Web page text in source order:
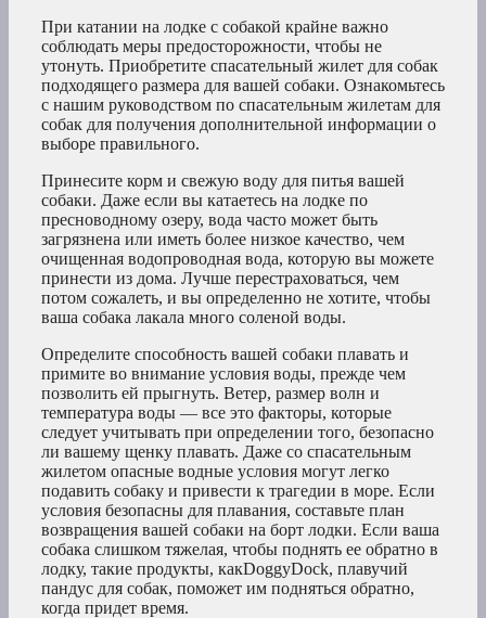
При катании на лодке с собакой крайне важно
соблюдать меры предосторожности, чтобы не
утонуть. Приобретите спасательный жилет для собак
подходящего размера для вашей собаки. Ознакомьтесь
с нашим руководством по спасательным жилетам для
собак для получения дополнительной информации о
выборе правильного.
Принесите корм и свежую воду для питья вашей
собаки. Даже если вы катаетесь на лодке по
пресноводному озеру, вода часто может быть
загрязнена или иметь более низкое качество, чем
очищенная водопроводная вода, которую вы можете
принести из дома. Лучше перестраховаться, чем
потом сожалеть, и вы определенно не хотите, чтобы
ваша собака лакала много соленой воды.
Определите способность вашей собаки плавать и
примите во внимание условия воды, прежде чем
позволить ей прыгнуть. Ветер, размер волн и
температура воды — все это факторы, которые
следует учитывать при определении того, безопасно
ли вашему щенку плавать. Даже со спасательным
жилетом опасные водные условия могут легко
подавить собаку и привести к трагедии в море. Если
условия безопасны для плавания, составьте план
возвращения вашей собаки на борт лодки. Если ваша
собака слишком тяжелая, чтобы поднять ее обратно в
лодку, такие продукты, какDoggyDock, плавучий
пандус для собак, поможет им подняться обратно,
когда придет время.